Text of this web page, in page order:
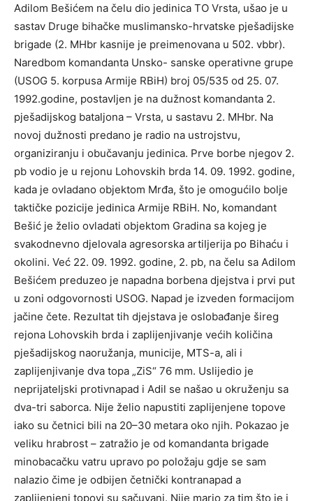
Adilom Bešićem na čelu dio jedinica TO Vrsta, ušao je u
sastav Druge bihačke muslimansko-hrvatske pješadijske
brigade (2. MHbr kasnije je preimenovana u 502. vbbr).
Naredbom komandanta Unsko- sanske operativne grupe
(USOG 5. korpusa Armije RBiH) broj 05/535 od 25. 07.
1992.godine, postavljen je na dužnost komandanta 2.
pješadijskog bataljona – Vrsta, u sastavu 2. MHbr. Na
novoj dužnosti predano je radio na ustrojstvu,
organiziranju i obučavanju jedinica. Prve borbe njegov 2.
pb vodio je u rejonu Lohovskih brda 14. 09. 1992. godine,
kada je ovladano objektom Mrđa, što je omogućilo bolje
taktičke pozicije jedinica Armije RBiH. No, komandant
Bešić je želio ovladati objektom Gradina sa kojeg je
svakodnevno djelovala agresorska artiljerija po Bihaću i
okolini. Već 22. 09. 1992. godine, 2. pb, na čelu sa Adilom
Bešićem preduzeo je napadna borbena djejstva i prvi put
u zoni odgovornosti USOG. Napad je izveden formacijom
jačine čete. Rezultat tih djejstava je oslobađanje šireg
rejona Lohovskih brda i zaplijenjivanje većih količina
pješadijskog naoružanja, municije, MTS-a, ali i
zaplijenjivanje dva topa „ZiS“ 76 mm. Uslijedio je
neprijateljski protivnapad i Adil se našao u okruženju sa
dva-tri saborca. Nije želio napustiti zaplijenjene topove
iako su četnici bili na 20–30 metara oko njih. Pokazao je
veliku hrabrost – zatražio je od komandanta brigade
minobacačku vatru upravo po položaju gdje se sam
nalazio čime je odbijen četnički kontranapad a
zaplijenjeni topovi su sačuvani. Nije mario za tim što je i